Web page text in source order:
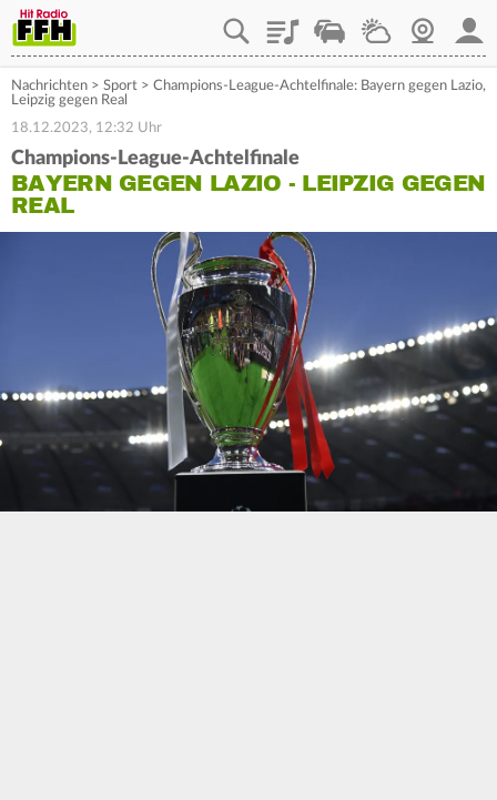
PlaylistStaupilotWetterWebcam
Nachrichten > Sport > Champions-League-Achtelfinale: Bayern gegen Lazio,
Leipzig gegen Real
18.12.2023, 12:32 Uhr
Champions-League-Achtelfinale
BAYERN GEGEN LAZIO - LEIPZIG GEGEN
REAL